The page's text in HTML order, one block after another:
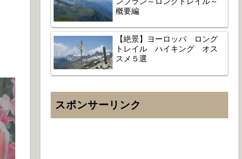
概要編
【絶景】ヨーロッパ ロング
トレイル ハイキング オス
スメ５選
スポンサーリンク